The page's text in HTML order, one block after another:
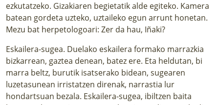
ezkutatzeko. Gizakiaren begietatik alde egiteko. Kamera
batean gordeta uzteko, uztaileko egun arrunt honetan.
Mezu bat herpetologoari: Zer da hau, Iñaki?
Eskailera-sugea. Duelako eskailera formako marrazkia
bizkarrean, gaztea denean, batez ere. Eta heldutan, bi
marra beltz, burutik isatserako bidean, sugearen
luzetasunean irristatzen direnak, narrastia lur
hondartsuan bezala. Eskailera-sugea, ibiltzen baita